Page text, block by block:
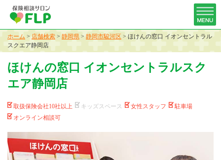
ホーム > 店舗検索 > 静岡県 > 静岡市駿河区 > ほけんの窓口 イオンセントラル
スクエア静岡店
ほけんの窓口 イオンセントラルスク
エア静岡店
取扱保険会社10社以上 キッズスペース 女性スタッフ
駐車場
オンライン相談可